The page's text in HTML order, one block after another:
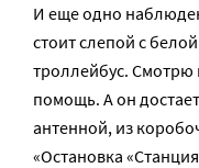
И еще одно
стоит слепой с
троллейбус. Смотрю
помощь. А он
антенной, из
«Остановка